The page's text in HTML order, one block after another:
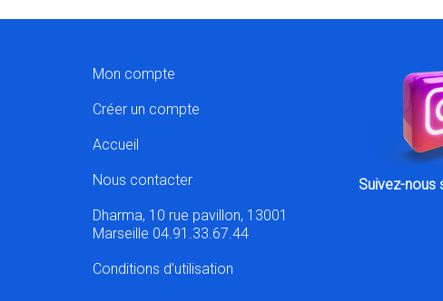
Mon compte
Créer un compte
Accueil
Nous contacter
Dharma, 10 rue pavillon, 13001
Marseille 04.91.33.67.44
Conditions d’utilisation
Suivez-nous